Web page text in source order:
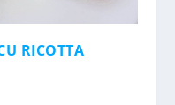
RICOTTA